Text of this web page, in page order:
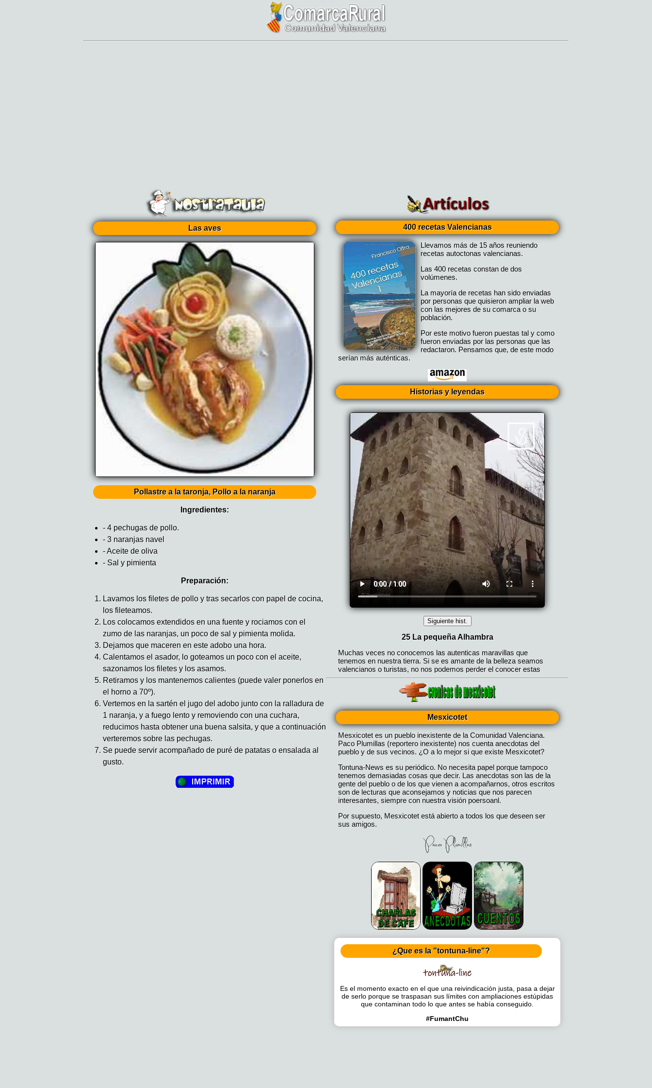
Las aves
Pollastre a la taronja, Pollo a la naranja
Ingredientes:
- 4 pechugas de pollo.
- 3 naranjas navel
- Aceite de oliva
- Sal y pimienta
Preparación:
Lavamos los filetes de pollo y tras secarlos con papel de cocina,
los fileteamos.
Los colocamos extendidos en una fuente y rociamos con el
zumo de las naranjas, un poco de sal y pimienta molida.
Dejamos que maceren en este adobo una hora.
Calentamos el asador, lo goteamos un poco con el aceite,
sazonamos los filetes y los asamos.
Retiramos y los mantenemos calientes (puede valer ponerlos en
el horno a 70º).
Vertemos en la sartén el jugo del adobo junto con la ralladura de
1 naranja, y a fuego lento y removiendo con una cuchara,
reducimos hasta obtener una buena salsita, y que a continuación
verteremos sobre las pechugas.
Se puede servir acompañado de puré de patatas o ensalada al
gusto.
400 recetas Valencianas
Llevamos más de 15 años reuniendo
recetas autoctonas valencianas.
Las 400 recetas constan de dos
volúmenes.
La mayoría de recetas han sido enviadas
por personas que quisieron ampliar la web
con las mejores de su comarca o su
población.
Por este motivo fueron puestas tal y como
fueron enviadas por las personas que las
redactaron. Pensamos que, de este modo
serían más auténticas.
Historias y leyendas
Mesxicotet
Mesxicotet es un pueblo inexistente de la Comunidad Valenciana.
Paco Plumillas (reportero inexistente) nos cuenta anecdotas del
pueblo y de sus vecinos. ¿O a lo mejor si que existe Mesxicotet?
Tontuna-News es su periódico. No necesita papel porque tampoco
tenemos demasiadas cosas que decir. Las anecdotas son las de la
gente del pueblo o de los que vienen a acompañarnos, otros escritos
son de lecturas que aconsejamos y noticias que nos parecen
interesantes, siempre con nuestra visión poersoanl.
Por supuesto, Mesxicotet está abierto a todos los que deseen ser
sus amigos.
¿Que es la "tontuna-line"?
Es el momento exacto en el que una reivindicación justa, pasa a dejar
de serlo porque se traspasan sus límites con ampliaciones estúpidas
que contaminan todo lo que antes se había conseguido.
#FumantChu